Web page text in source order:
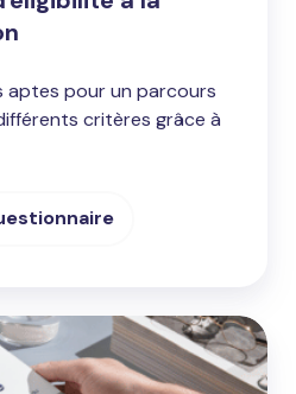
pour un parcours
critères grâce à